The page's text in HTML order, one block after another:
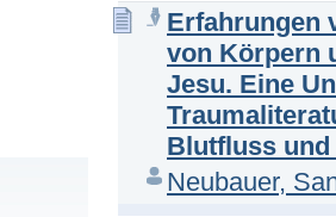
Erfahrungen
von Körpern
Jesu. Eine
Blutfluss und
Neubauer,